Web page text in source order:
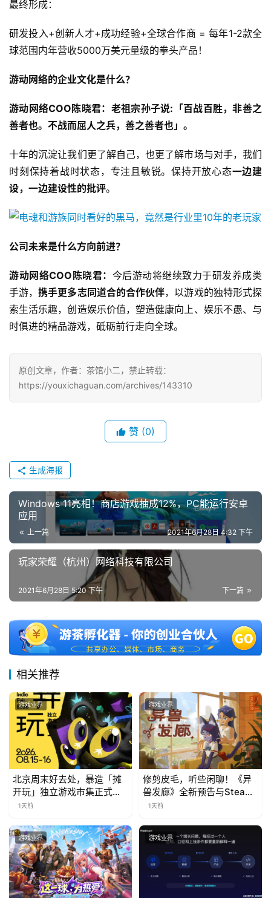
最终形成：
研发投入+创新人才+成功经验+全球合作商 = 每年1-2款全
球范围内年营收5000万美元量级的拳头产品！
游动网络的企业文化是什么？
游动网络COO陈晓君：老祖宗孙子说:「百战百胜，非善之
善者也。不战而屈人之兵，善之善者也」。
十年的沉淀让我们更了解自己，也更了解市场与对手，我们
时刻保持着战时状态，专注且敏锐。保持开放心态一边建
设，一边建设性的批评。
公司未来是什么方向前进？
游动网络COO陈晓君： 今后游动将继续致力于研发养成类
手游，携手更多志同道合的合作伙伴，以游戏的独特形式探
索生活乐趣，创造娱乐价值，塑造健康向上、娱乐不愚、与
时俱进的精品游戏，砥砺前行走向全球。
原创文章，作者：茶馆小二，禁止转载：
https://youxichaguan.com/archives/143310
赞 (0)
生成海报
Windows 11亮相！商店游戏抽成12%，PC能运行安卓
应用
上一篇 2021年6月28日 4:32 下午
玩家荣耀（杭州）网络科技有限公司
下一篇
2021年6月28日 5:20 下午
相关推荐
游戏业界
北京周末好去处，暴造「摊
开玩」独立游戏市集正式开
票！
1天前
游戏业界
修剪皮毛，听些闲聊！《异
兽发廊》全新预告与Steam
免费试玩公开
1天前
游戏业界 游戏业界